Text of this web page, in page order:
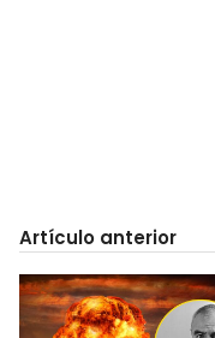
Artículo anterior